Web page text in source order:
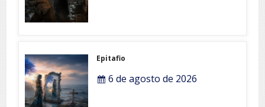
Epitafio
6 de agosto de 2026